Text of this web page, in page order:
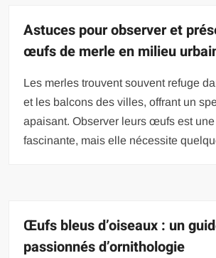
Astuces pour observer et
œufs de merle en milieu
Les merles trouvent souvent refuge
et les balcons des villes, offrant un
apaisant. Observer leurs œufs est
fascinante, mais elle nécessite
Œufs bleus d’oiseaux : un
passionnés d’ornithologie